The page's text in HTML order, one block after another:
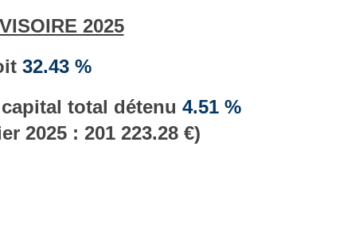
2025
32.43 %
total détenu 4.51 %
2025 : 201 223.28 €)